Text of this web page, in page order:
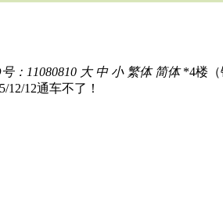
：11080810 大 中 小 繁体 简体*4楼（
12/12通车不了！